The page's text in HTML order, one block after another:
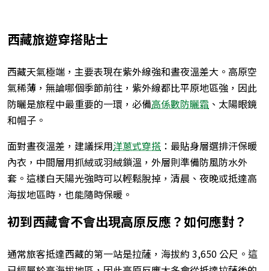
西藏旅遊穿搭貼士
西藏天氣極端，主要表現在紫外線強和晝夜溫差大。高原空
氣稀薄，無論哪個季節前往，紫外線都比平原地區強，因此
防曬是旅程中最重要的一環，必備高係數防曬霜 、太陽眼鏡
和帽子。
面對晝夜溫差，建議採用洋蔥式穿搭 ：最貼身層選排汗保暖
內衣，中間層用抓絨或羽絨鎖溫，外層則準備防風防水外
套。這樣白天陽光強時可以輕鬆脫掉，清晨、夜晚或抵達高
海拔地區時，也能隨時保暖。
初到西藏會不會出現高原反應？如何應對？
通常旅客抵達西藏的第一站是拉薩，海拔約 3,650 公尺。這